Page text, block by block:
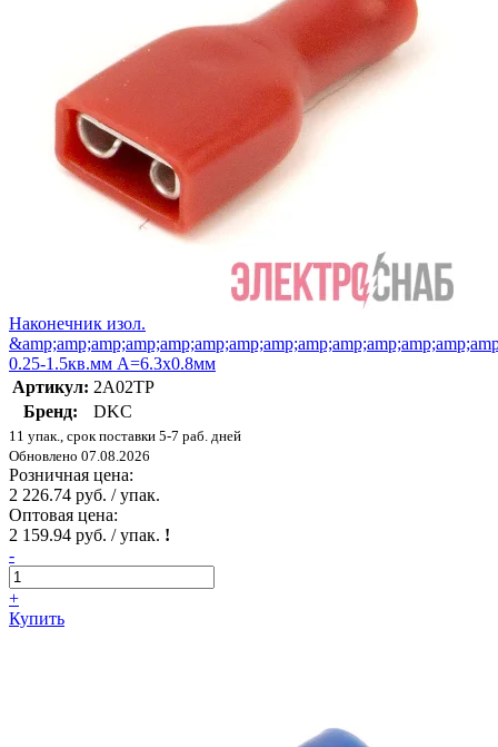
Наконечник изол.
0.25-1.5кв.мм А=6.3х0.8мм
Артикул: 2A02TP
Бренд:
DKC
11 упак., срок поставки 5-7 раб. дней
Обновлено 07.08.2026
Розничная цена:
2 226.74 руб. / упак.
Оптовая цена:
2 159.94 руб. / упак. !
-
+
Купить